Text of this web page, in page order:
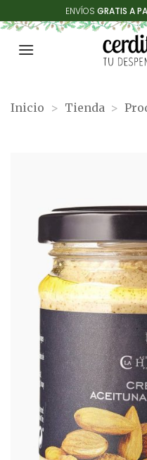
al
contenido
ENVÍOS GRATIS A
Inicio > Tienda >